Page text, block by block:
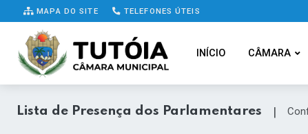
MAPA DO SITE TELEFONES ÚTEIS
INÍCIO CÂMARA
Lista de Presença dos Parlamentares |